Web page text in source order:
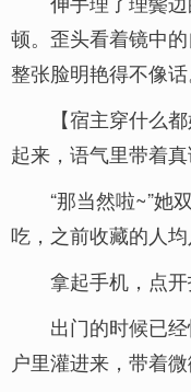
顿。歪头看着镜中
整张脸明艳得不像话
【宿主穿什么
起来，语气里带着真
“那当然啦~”她
吃，之前收藏的人
拿起手机，点开
出门的时候已
户里灌进来，带着微